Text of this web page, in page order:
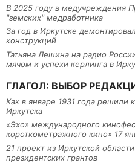
В 2025 году в медучреждения
"земских" медработника
За год в Иркутске
конструкций
Татьяна Лешина на радио
мячом и успехи керлинга в
ГЛАГОЛ: ВЫБОР
Как в январе 1931 года решили
Иркутска
«Эхо» международного
короткометражного кино» 17
21 проект из Иркутской
президентских грантов